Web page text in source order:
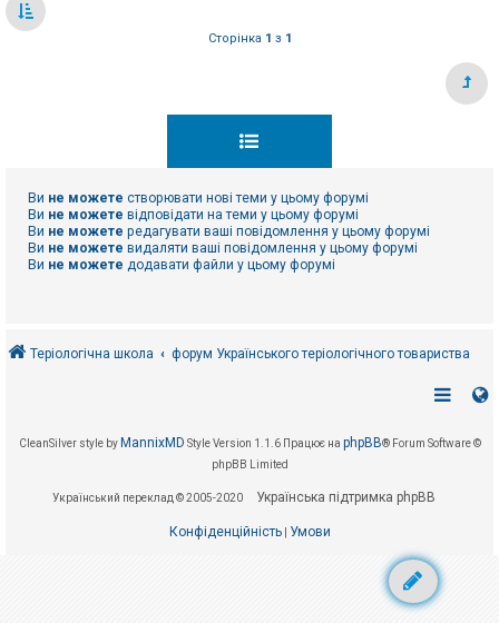
и
Сторінка 1 з 1
Ви не можете створювати нові теми у цьому форумі
Ви не можете відповідати на теми у цьому форумі
Ви не можете редагувати ваші повідомлення у цьому форумі
Ви не можете видаляти ваші повідомлення у цьому форумі
Ви не можете додавати файли у цьому форумі
Теріологічна школа форум Українського теріологічного товариства
CleanSilver style by MannixMD Style Version 1.1.6 Працює на phpBB® Forum Software ©
phpBB Limited
Український переклад © 2005-2020 Українська підтримка phpBB
Конфіденційність| Умови